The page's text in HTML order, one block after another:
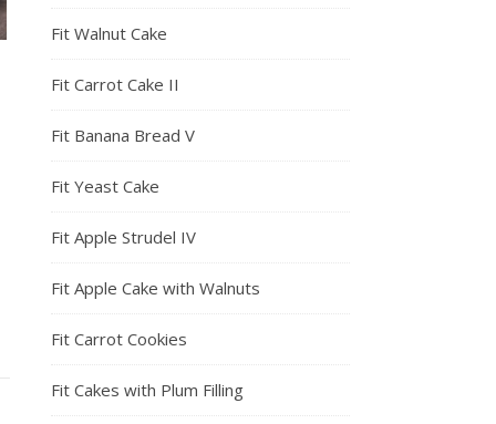
Fit Walnut Cake
Fit Carrot Cake II
Fit Banana Bread V
Fit Yeast Cake
Fit Apple Strudel IV
Fit Apple Cake with Walnuts
Fit Carrot Cookies
Fit Cakes with Plum Filling